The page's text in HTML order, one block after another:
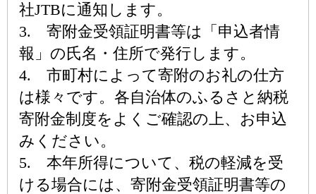
社JTBに通知します。
3. 寄附金受領証明書等は「申込者情
報」の氏名・住所で発行します。
4. 市町村によって寄附のお礼の仕方
は様々です。各自治体のふるさと納税
寄附金制度をよくご確認の上、お申込
みください。
5. 本年所得について、税の軽減を受
ける場合には、寄附金受領証明書等の